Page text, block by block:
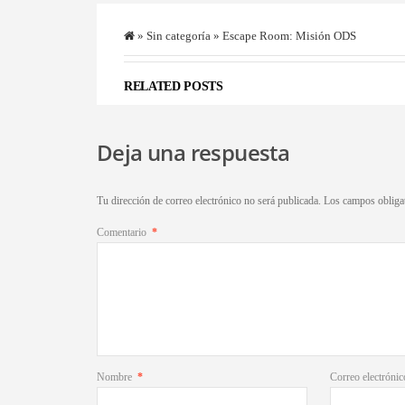
» Sin categoría » Escape Room: Misión ODS
RELATED POSTS
Deja una respuesta
Tu dirección de correo electrónico no será publicada. Los campos
Comentario *
Nombre * Correo